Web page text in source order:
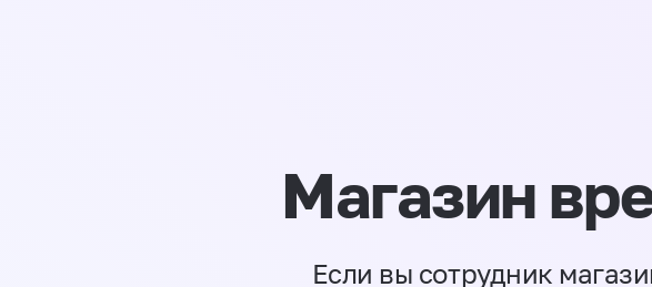
Магазин
Если вы сотрудник